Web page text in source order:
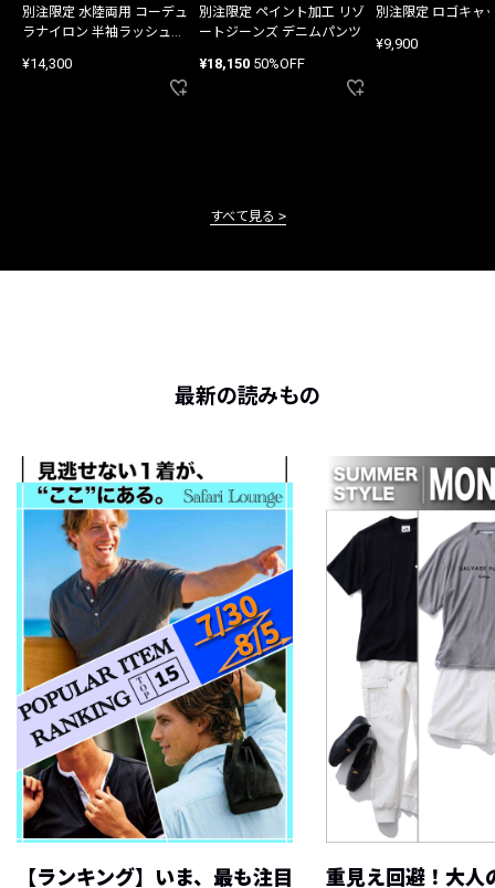
別注限定 水陸両用 コーデュ
ラナイロン 半袖ラッシュガ
¥14,300
別注限定 ペイント加工 リゾ
ートジーンズ デニムパンツ
¥18,150 50%OFF
別注限定 ロゴキャ
¥9,900
すべて見る
最新の読みもの
【ランキング】いま、最も注目
重見え回避！大人